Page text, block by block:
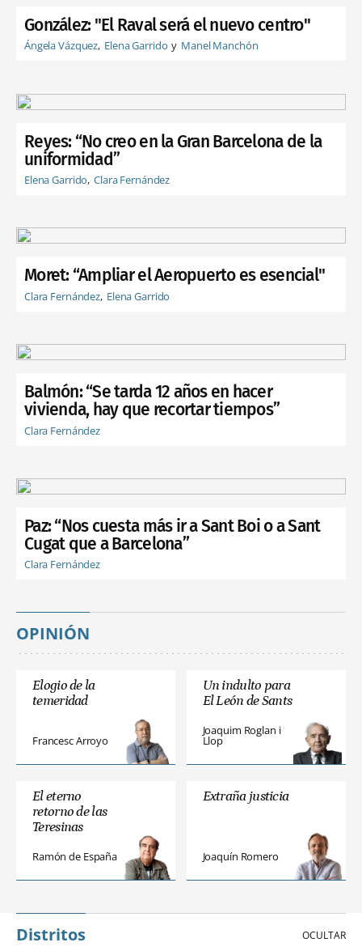
González: "El Raval será el nuevo centro"
Ángela Vázquez Elena Garrido Manel Manchón
Reyes: “No creo en la Gran Barcelona de la
uniformidad”
Elena Garrido Clara Fernández
Moret: “Ampliar el Aeropuerto es esencial"
Clara Fernández Elena Garrido
Balmón: “Se tarda 12 años en hacer
vivienda, hay que recortar tiempos”
Clara Fernández
Paz: “Nos cuesta más ir a Sant Boi o a Sant
Cugat que a Barcelona”
Clara Fernández
OPINIÓN
Elogio de la
temeridad
Francesc Arroyo
Un indulto para
El León de Sants
Joaquim Roglan i
Llop
El eterno
retorno de las
Teresinas
Ramón de España
Extraña justicia
Joaquín Romero
Distritos